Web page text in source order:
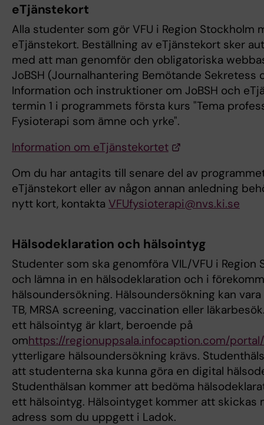
eTjänstekort
Alla studenter som gör VFU i Region Stockholm
eTjänstekort. Beställning av eTjänstekort sker
med att man genomför den obligatoriska
JoBSH (Journalhantering Bemötande Sekretess
Information och instruktioner om JoBSH och
termin 1 i programmets första kurs "Tema
Fysioterapi som ämne och yrke".
Information om eTjänstekortet
Om du har antagits till senare del av
eTjänstekort eller av någon annan anledning
nytt kort, kontakta VFUfysioterapi@nvs.ki.se
Hälsodeklaration och hälsointyg
Studenter som ska genomföra VIL/VFU i Region
och lämna in en hälsodeklaration och i
hälsoundersökning. Hälsoundersökning kan
TB, MRSA screening, vaccination eller
ett hälsointyg är klart, beroende på
omhttps://regionuppsala.infocaption.com/
ytterligare hälsoundersökning krävs.
att studenterna ska kunna göra en digital
Studenthälsan kommer att bedöma
ett hälsointyg. Hälsointyget kommer att skickas
adress som du uppgett i Ladok.